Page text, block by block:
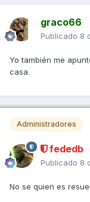
graco66
Publicado 8
Yo también me
casa.
Administradores
fededb
Publicado 8
No se quien es